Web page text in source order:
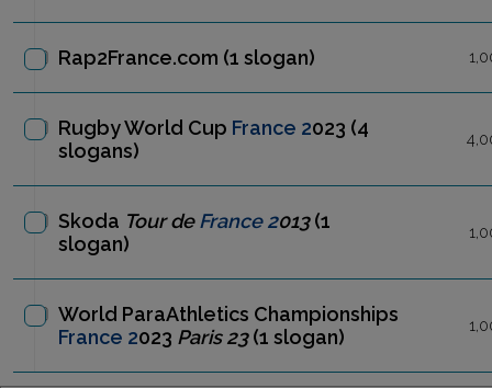
Rap2France.com (1 slogan)
Rugby World Cup France 2023 (4
slogans)
Skoda Tour deFrance 2013(1
slogan)
World ParaAthletics Championships
France 2023 Paris 23(1 slogan)